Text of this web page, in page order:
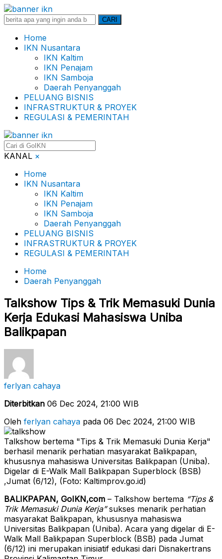
Search
CARI
Home
IKN Nusantara
IKN Kaltim
IKN Penajam
IKN Samboja
Daerah Penyanggah
PELUANG BISNIS
INFRASTRUKTUR & PROYEK
REGULASI & PEMERINTAH
KANAL ×
Home
IKN Nusantara
IKN Kaltim
IKN Penajam
IKN Samboja
Daerah Penyanggah
PELUANG BISNIS
INFRASTRUKTUR & PROYEK
REGULASI & PEMERINTAH
Home
Daerah Penyanggah
Talkshow Tips & Trik Memasuki Dunia
Kerja Edukasi Mahasiswa Uniba
Balikpapan
ferlyan cahaya
Diterbitkan 06 Dec 2024, 21:00 WIB
Oleh ferlyan cahaya pada 06 Dec 2024, 21:00 WIB
Talkshow bertema "Tips & Trik Memasuki Dunia Kerja"
berhasil menarik perhatian masyarakat Balikpapan,
khususnya mahasiswa Universitas Balikpapan (Uniba).
Digelar di E-Walk Mall Balikpapan Superblock (BSB)
,Jumat (6/12), (Foto: Kaltimprov.go.id)
BALIKPAPAN, GoIKN,com – Talkshow bertema “Tips &
Trik Memasuki Dunia Kerja”sukses menarik perhatian
masyarakat Balikpapan, khususnya mahasiswa
Universitas Balikpapan (Uniba). Acara yang digelar di E-
Walk Mall Balikpapan Superblock (BSB) pada Jumat
(6/12) ini merupakan inisiatif edukasi dari Disnakertrans